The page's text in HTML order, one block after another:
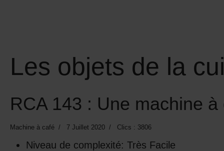
Les objets de la
RCA 143 : Une machine
Machine à café 7 Juillet 2020 Clics : 3806
Niveau de complexité: Très Facile